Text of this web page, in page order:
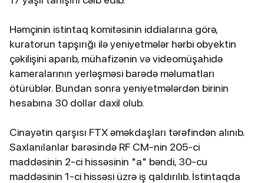
Həmçinin istintaq komitəsinin iddialarına görə,
kuratorun tapşırığı ilə yeniyetmələr hərbi obyektin
çəkilişini aparıb, mühafizənin və videomüşahidə
kameralarının yerləşməsi barədə məlumatları
ötürüblər. Bundan sonra yeniyetmələrdən birinin
hesabına 30 dollar daxil olub.
Cinayətin qarşısı FTX əməkdaşları tərəfindən alınıb.
Saxlanılanlar barəsində RF CM-nin 205-ci
maddəsinin 2-ci hissəsinin "a" bəndi, 30-cu
maddəsinin 1-ci hissəsi üzrə iş qaldırılıb. İstintaqda